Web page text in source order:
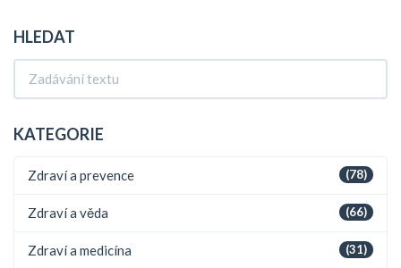
HLEDAT
KATEGORIE
(78)
Zdraví a prevence
(66)
Zdraví a věda
(31)
Zdraví a medicína